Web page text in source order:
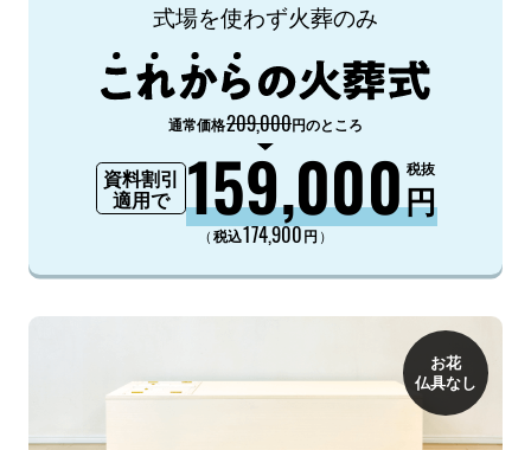
式場を使わず火葬のみ
通常価格209,000円のところ
資料割引
適用で
159,000円
税抜
（税込174,900円 ）
お花
仏具なし